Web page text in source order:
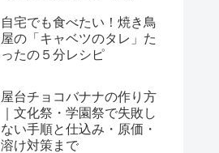
自宅でも食べたい！焼き鳥
屋の「キャベツのタレ」た
ったの５分レシピ
屋台チョコバナナの作り方
｜文化祭・学園祭で失敗し
ない手順と仕込み・原価・
溶け対策まで